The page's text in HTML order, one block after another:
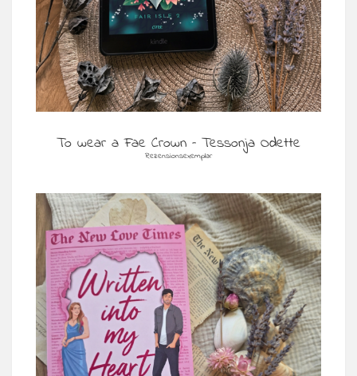
To wear a Fae Crown – Tessonja Odette
Rezensionsexemplar